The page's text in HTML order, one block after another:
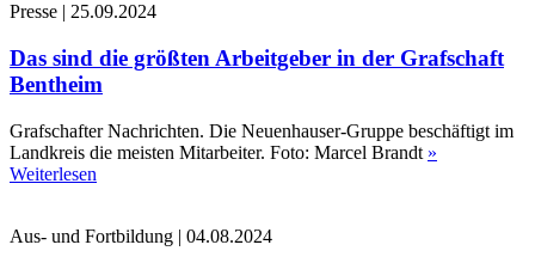
Presse | 25.09.2024
Das sind die größten Arbeitgeber in der Grafschaft
Bentheim
Grafschafter Nachrichten. Die Neuenhauser-Gruppe beschäftigt im
Landkreis die meisten Mitarbeiter. Foto: Marcel Brandt »
Weiterlesen
Aus- und Fortbildung | 04.08.2024